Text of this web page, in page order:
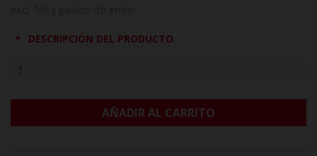
DESCRIPCIÓN DEL PRODUCTO
AÑADIR AL CARRITO